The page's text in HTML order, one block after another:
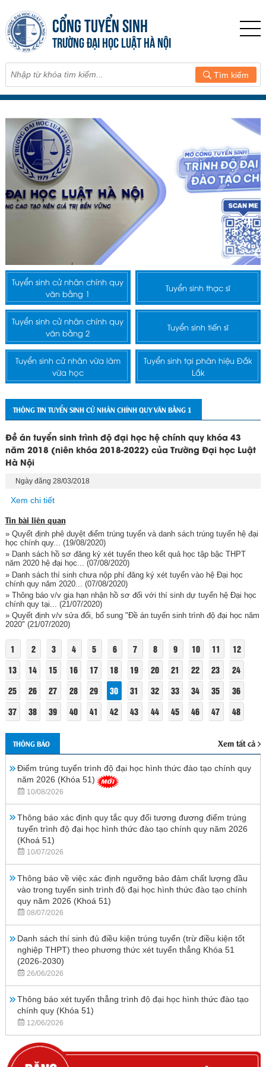
CỔNG TUYỂN SINH
TRƯỜNG ĐẠI HỌC LUẬT HÀ NỘI
Tìm kiếm
Tuyển sinh cử nhân chính quy
văn bằng 1
Tuyển sinh thạc sĩ
Tuyển sinh cử nhân chính quy
văn bằng 2
Tuyển sinh tiến sĩ
Tuyển sinh cử nhân vừa làm
vừa học
Tuyển sinh tại phân hiệu Đắk
Lắk
THÔNG TIN TUYỂN SINH CỬ NHÂN CHÍNH QUY VĂN BẰNG 1
Đề án tuyển sinh trình độ đại học hệ chính quy khóa 43
năm 2018 (niên khóa 2018-2022) của Trường Đại học Luật
Hà Nội
Ngày đăng 28/03/2018
Xem chi tiết
Tin bài liên quan
» Quyết định phê duyệt điểm trúng tuyển và danh sách trúng tuyển hệ đại
học chính quy...
(19/08/2020)
» Danh sách hồ sơ đăng ký xét tuyến theo kết quả học tập bậc THPT
năm 2020 hệ đại học... (07/08/2020)
» Danh sách thí sinh chưa nộp phí đăng ký xét tuyển vào hệ Đại học
chính quy năm 2020...
(07/08/2020)
» Thông báo v/v gia hạn nhận hồ sơ đối với thí sinh dự tuyển hệ Đại học
chính quy tại... (21/07/2020)
» Quyết định v/v sửa đổi, bổ sung "Đề án tuyển sinh trình độ đại học năm
2020" (21/07/2020)
1 2 3 4 5 6 7 8 9 10 11
12
13
14 15 16 17 18 19 20 21 22 23
24
25
26 27 28 29 30 31 32 33 34 35
36
37
38 39 40 41 42 43 44 45 46 47 48
THÔNG BÁO Xem tất cả
Điểm trúng tuyển trình độ đại học hình thức đào tạo chính quy
năm 2026 (Khóa 51)
10/08/2026
Thông báo xác định quy tắc quy đổi tương đương điểm trúng
tuyển trình độ đại học hình thức đào tạo chính quy năm 2026
(Khoá 51)
10/07/2026
Thông báo về việc xác định ngưỡng bảo đảm chất lượng đầu
vào trong tuyển sinh trình độ đại học hình thức đào tạo chính
quy năm 2026 (Khoá 51)
08/07/2026
Danh sách thí sinh đủ điều kiện trúng tuyển (trừ điều kiện tốt
nghiệp THPT) theo phương thức xét tuyển thẳng Khóa 51
(2026-2030)
26/06/2026
Thông báo xét tuyển thẳng trình độ đại học hình thức đào tạo
chính quy (Khóa 51)
12/06/2026